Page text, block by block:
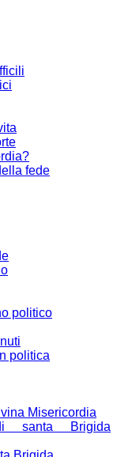
fede
politico
politica
Misericordia
santa Brigida